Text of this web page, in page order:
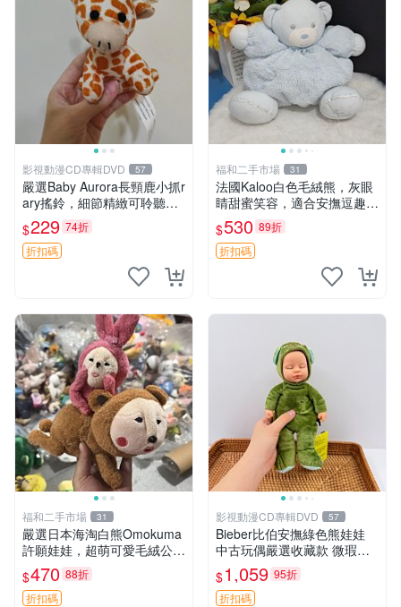
影視動漫CD專輯DVD 57
嚴選Baby Aurora長頸鹿小抓r
ary搖鈴，細節精緻可聆聽清
脆鈴音 軟萌可愛 定制紀念 金
屬搖鈴 新手媽咪推薦 長頸鹿
抓rary 搖鈴
$229 74折
折扣碼
福和二手市場 31
法國Kaloo白色毛絨熊，灰眼
睛甜蜜笑容，適合安撫逗趣可
愛，柔軟面料手感佳。14 白
色安撫熊 毛絨玩具 寶寶逗樂
具
$530 89折
折扣碼
福和二手市場 31
嚴選日本海淘白熊Omokuma
許願娃娃，超萌可愛毛絨公仔
推薦收藏 白熊 Omokuma 毛
絨玩具 偽裝娃娃 玩具擺飾
$470 88折
折扣碼
影視動漫CD專輯DVD 57
Bieber比伯安撫綠色熊娃娃
中古玩偶嚴選收藏款 微瑕輕
度使用 Bieber綠熊娃娃 中古
玩偶 微瑕
$1,059 95折
折扣碼